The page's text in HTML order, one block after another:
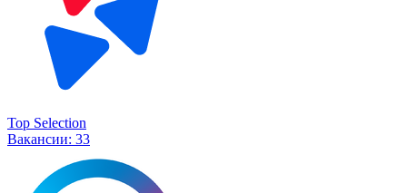
Top Selection
Вакансии: 33